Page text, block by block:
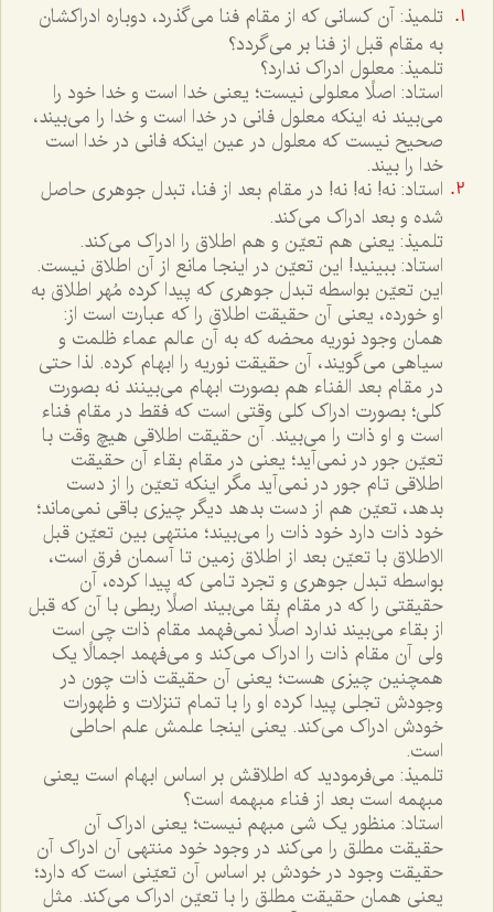
تلميذ: آن کسانى که از مقام فنا مى‌گذرد، دوباره ادراکشان
به مقام قبل از فنا بر مى‌گردد؟
تلميذ: معلول ادراک ندارد؟
استاد: اصلًا معلولى نيست؛ يعنى خدا است و خدا خود را
مى‌بيند نه اينکه معلول فانى در خدا است و خدا را مى‌بيند،
صحيح نيست که معلول در عين اينکه فانى در خدا است
خدا را بيند.
استاد: نه! نه! نه! در مقام بعد از فنا، تبدل جوهرى حاصل
شده و بعد ادراک مى‌کند.
تلميذ: يعنى هم تعيّن و هم اطلاق را ادراک مى‌کند.
استاد: ببينيد! اين تعيّن در اينجا مانع از آن اطلاق نيست.
اين تعيّن بواسطه تبدل جوهرى که پيدا کرده مُهر اطلاق به
او خورده، يعنى آن حقيقت اطلاق را که عبارت است از:
همان وجود نوريه محضه که به آن عالم عماء ظلمت و
سياهى مى‌گويند، آن حقيقت نوريه را ابهام کرده. لذا حتى
در مقام بعد الفناء هم بصورت ابهام مى‌بينند نه بصورت
کلى؛ بصورت ادراک کلى وقتى است که فقط در مقام فناء
است و او ذات را مى‌بيند. آن حقيقت اطلاقى هيچ وقت با
تعيّن جور در نمى‌آيد؛ يعنى در مقام بقاء آن حقيقت
اطلاقى تام جور در نمى‌آيد مگر اينکه تعيّن را از دست
بدهد، تعيّن هم از دست بدهد ديگر چيزى باقى نمى‌ماند؛
خود ذات دارد خود ذات را مى‌بيند؛ منتهى بين تعيّن قبل
الاطلاق با تعيّن بعد از اطلاق زمين تا آسمان فرق است،
بواسطه تبدل جوهرى و تجرد تامى که پيدا کرده، آن
حقيقتى را که در مقام بقا مى‌بيند اصلًا ربطى با آن که قبل
از بقاء مى‌بيند ندارد اصلًا نمى‌فهمد مقام ذات چى است
ولى آن مقام ذات را ادراک مى‌کند و مى‌فهمد اجمالًا يک
همچنين چيزى هست؛ يعنى آن حقيقت ذات چون در
وجودش تجلى پيدا کرده او را با تمام تنزلات و ظهورات
خودش ادراک مى‌کند. يعنى اينجا علمش علم احاطى
است.
تلميذ: مى‌فرموديد که اطلاقش بر اساس ابهام است يعنى
مبهمه است بعد از فناء مبهمه است؟
استاد: منظور يک شى مبهم نيست؛ يعنى ادراک آن
حقيقت مطلق را مى‌کند در وجود خود منتهى آن ادراک آن
حقيقت وجود در خودش بر اساس آن تعيّنى است که دارد؛
يعنى همان حقيقت مطلق را با تعيّن ادراک مى‌کند. مثل